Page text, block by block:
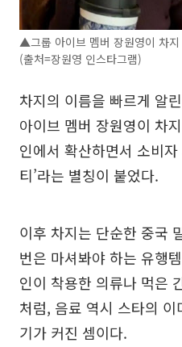
▲그룹 아이브 멤버 장원영이 차
(출처=장원영 인스타그램)
차지의 이름을 빠르게 알
아이브 멤버 장원영이 차
인에서 확산하면서 소비
티’라는 별칭이 붙었다.
이후 차지는 단순한 중국
번은 마셔봐야 하는 유행
인이 착용한 의류나 먹은
처럼, 음료 역시 스타의
기가 커진 셈이다.